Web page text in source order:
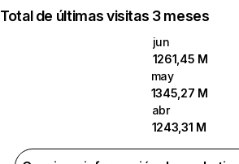
Total de últimas visitas 3 meses
jun
1261,45 M
may
1345,27 M
abr
1243,31 M